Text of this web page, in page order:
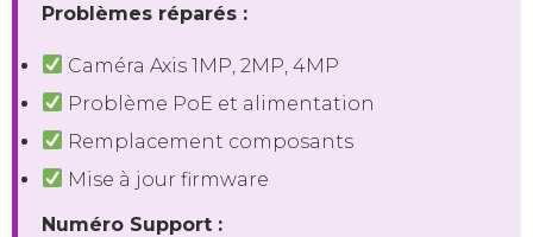
Problèmes réparés :
Caméra Axis 1MP, 2MP, 4MP
Problème PoE et alimentation
Remplacement composants
Mise à jour firmware
Numéro Support :